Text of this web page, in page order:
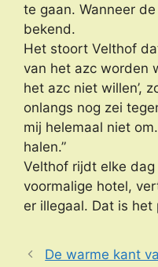
te gaan. Wanneer
bekend.
Het stoort Velthof
van het azc worden
het azc niet willen’,
onlangs nog zei
mij helemaal niet
halen.”
Velthof rijdt elke
voormalige hotel,
er illegaal. Dat is het
De warme kant